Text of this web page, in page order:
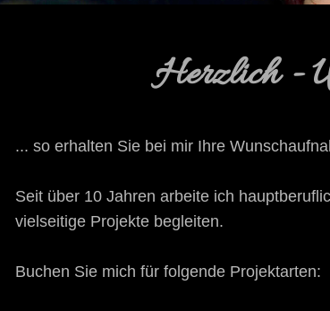
Herzlich -
... so erhalten Sie bei mir Ihre
Seit über 10 Jahren arbeite ich
vielseitige Projekte begleiten.
Buchen Sie mich für folgende Projektarten: